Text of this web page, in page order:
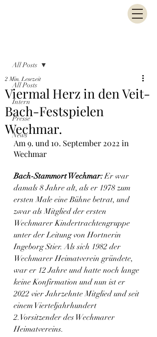
All Posts
Intern
Presse
News
All Posts
Viermal Herz in den Veit-
Bach-Festspielen
Wechmar.
2 Min. Lesezeit
Am 9. und 10. September 2022 in
Wechmar
Bach-Stammort Wechmar: Er war
damals 8 Jahre alt, als er 1978 zum
ersten Male eine Bühne betrat, und
zwar als Mitglied der ersten
Wechmarer Kindertrachtengruppe
unter der Leitung von Hortnerin
Ingeborg Stier. Als sich 1982 der
Wechmarer Heimatverein gründete,
war er 12 Jahre und hatte noch lange
keine Konfirmation und nun ist er
2022 vier Jahrzehnte Mitglied und seit
einem Vierteljahrhundert
2.Vorsitzender des Wechmarer
Heimatvereins.